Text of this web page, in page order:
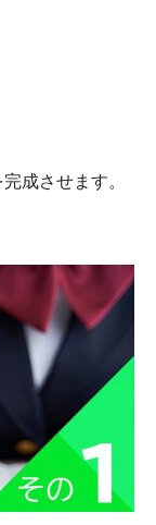
完成させます。